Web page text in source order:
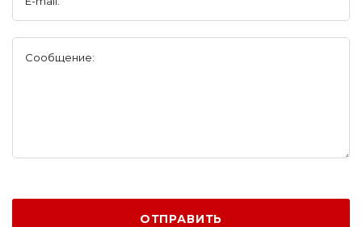
Сообщение:
ОТПРАВИТЬ